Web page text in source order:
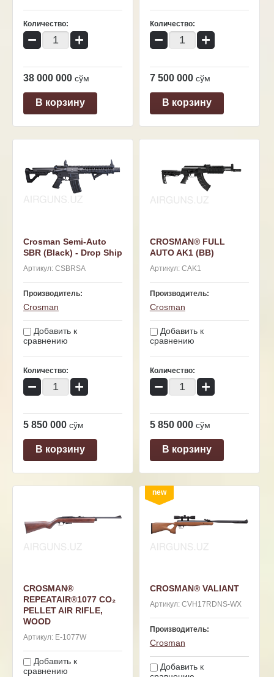
Количество:
− +
38 000 000 сўм
В корзину
Количество:
− +
7 500 000 сўм
В корзину
Crosman Semi-Auto
SBR (Black) - Drop Ship
Артикул: CSBRSA
Производитель:
Crosman
Добавить к
сравнению
Количество:
− +
5 850 000 сўм
В корзину
CROSMAN® FULL
AUTO AK1 (BB)
Артикул:CAK1
Производитель:
Crosman
Добавить к
сравнению
Количество:
− +
5 850 000 сўм
В корзину
CROSMAN®
REPEATAIR®1077 CO₂
PELLET AIR RIFLE,
WOOD
Артикул: E-1077W
Добавить к
сравнению
new
CROSMAN® VALIANT
Артикул:CVH17RDNS-WX
Производитель:
Crosman
Добавить к